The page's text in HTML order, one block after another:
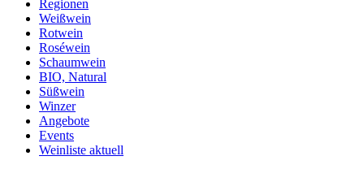
Regionen
Weißwein
Rotwein
Roséwein
Schaumwein
BIO, Natural
Süßwein
Winzer
Angebote
Events
Weinliste aktuell